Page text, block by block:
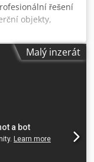
řešení
objekty,
záložní zdroje?
nabízí vysoce
energie APS
náročné
nebo 4 MWh
elektronika
Kapalinový
Malý inzerát